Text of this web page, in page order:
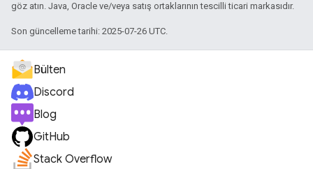
göz atın. Java, Oracle ve/veya satış ortaklarının tescilli ticari markasıdır.
Son güncelleme tarihi: 2025-07-26 UTC.
Bülten
Discord
Blog
GitHub
Stack Overflow